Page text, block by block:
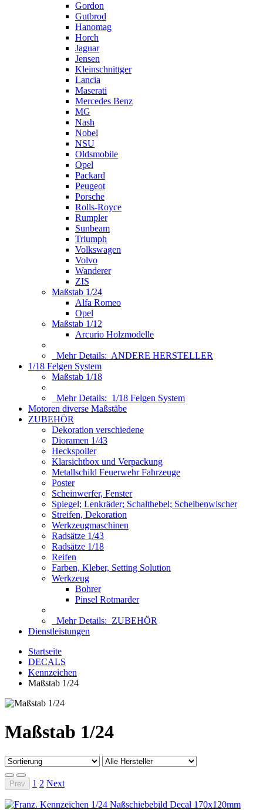
Gordon
Gutbrod
Hanomag
Horch
Jaguar
Jensen
Kleinschnittger
Lancia
Maserati
Mercedes Benz
MG
Nash
Nobel
NSU
Oldsmobile
Opel
Packard
Peugeot
Porsche
Rolls-Royce
Rumpler
Sunbeam
Triumph
Volkswagen
Volvo
Wanderer
ZIS
Maßstab 1/24
Alfa Romeo
Opel
Maßstab 1/12
Arcurio Holzmodelle
Mehr Details: ANDERE HERSTELLER
1/18 Felgen System
Maßstab 1/18
Mehr Details: 1/18 Felgen System
Motoren diverse Maßstäbe
ZUBEHÖR
Dekoration verschiedene
Dioramen 1/43
Heckspoiler
Klarsichtbox und Verpackung
Metallschild Feuerwehr Fahrzeuge
Poster
Scheinwerfer, Fenster
Spiegel; Lenkräder; Schalthebel; Scheibenwischer
Streifen, Dekoration
Werkzeugmaschinen
Radsätze 1/43
Radsätze 1/18
Reifen
Farben, Kleber, Setting Solution
Werkzeug
Bohrer
Pinsel Rotmarder
Mehr Details: ZUBEHÖR
Dienstleistungen
Startseite
DECALS
Kennzeichen
Maßstab 1/24
Maßstab 1/24
Prev 1 2 Next